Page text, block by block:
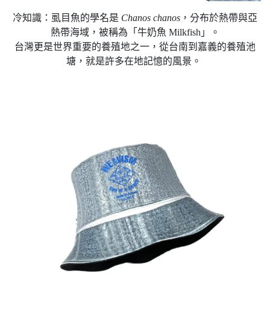
冷知識：虱目魚的學名是 Chanos chanos ，分布於熱帶與亞
熱帶海域，被稱為「牛奶魚 Milkfish」。
台灣更是世界重要的養殖地之一，從台南到嘉義的養殖池
塘，就是許多在地記憶的風景。